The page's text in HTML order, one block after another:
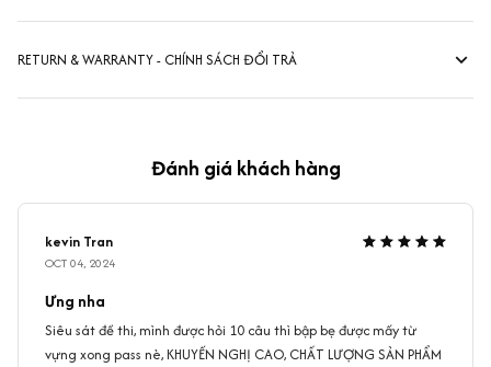
RETURN & WARRANTY - CHÍNH SÁCH ĐỔI TRẢ
Đánh giá khách hàng
kevin Tran
OCT 04, 2024
Ưng nha
Siêu sát đề thi, mình được hỏi 10 câu thì bập bẹ được mấy từ
vựng xong pass nè, KHUYẾN NGHỊ CAO, CHẤT LƯỢNG SẢN PHẨM